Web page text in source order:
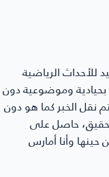
الرياضية
بحيادية وموضوعية دون
نقل الخبر كما هو دون
حاصل على
جامعة القاهرة عام 2004 ومن حينها وأنا أمارس